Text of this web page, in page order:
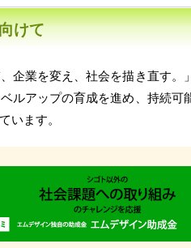
けて
企業を変え、社会を描き直す。
ルアップの育成を進め、持続可
います。